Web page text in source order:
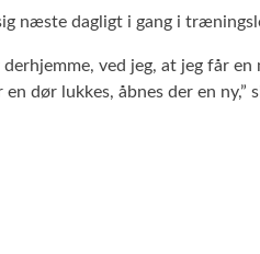
næste dagligt i gang i
derhjemme, ved jeg, at jeg får
dør lukkes, åbnes der en ny,”